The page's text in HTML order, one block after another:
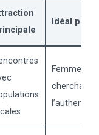
Idéal pour
Femmes
cherchant